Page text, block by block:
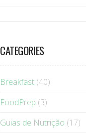
CATEGORIES
Breakfast (40)
FoodPrep (3)
Guias de Nutrição (17)